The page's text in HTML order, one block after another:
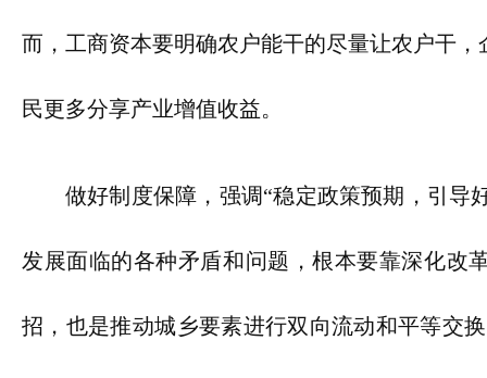
而，工商资本要明确农户能干的尽量让农户干
民更多分享产业增值收益。
做好制度保障，强调“稳定政策预期，引导
发展面临的各种矛盾和问题，根本要靠深化改
招，也是推动城乡要素进行双向流动和平等交